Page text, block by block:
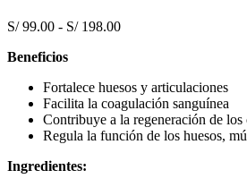
S/99.00 - S/198.00Rango
S/ 99.00
hasta
S/ 198.00
Beneficios
Fortalece huesos y articulaciones
Facilita la coagulación sanguínea
Contribuye a la regeneración de los
Regula la función de los huesos,
Ingredientes: